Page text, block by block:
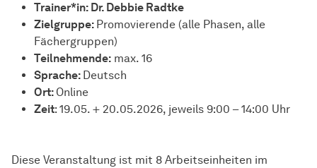
Trainer*in: Dr. Debbie Radtke
Zielgruppe: Promovierende (alle Phasen, alle
Fächergruppen)
Teilnehmende: max. 16
Sprache: Deutsch
Ort: Online
Zeit: 19.05. + 20.05.2026, jeweils 9:00 – 14:00 Uhr
Diese Veranstaltung ist mit 8 Arbeitseinheiten im